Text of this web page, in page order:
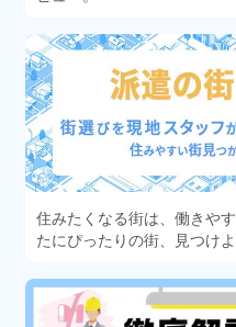
住みたくなる街は、働きや
たにぴったりの街、見つけよ